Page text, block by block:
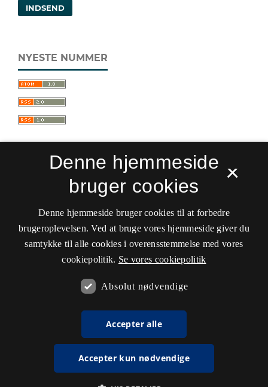
INDSEND
NYESTE NUMMER
Sprogforum. Tidsskrift for sprog- og
kulturpædagogik
ISSN 0909-9328 (Trykt)
ISSN 1399-8617 (Online)
Tilgængelighedserklæring
Det Kgl. Bibliotek
×
Denne hjemmeside
bruger cookies
Denne hjemmeside bruger cookies til at forbedre
brugeroplevelsen. Ved at bruge vores hjemmeside giver du
samtykke til alle cookies i overensstemmelse med vores
cookiepolitik. Se vores cookiepolitik
Absolut nødvendige
Accepter alle
Accepter kun nødvendige